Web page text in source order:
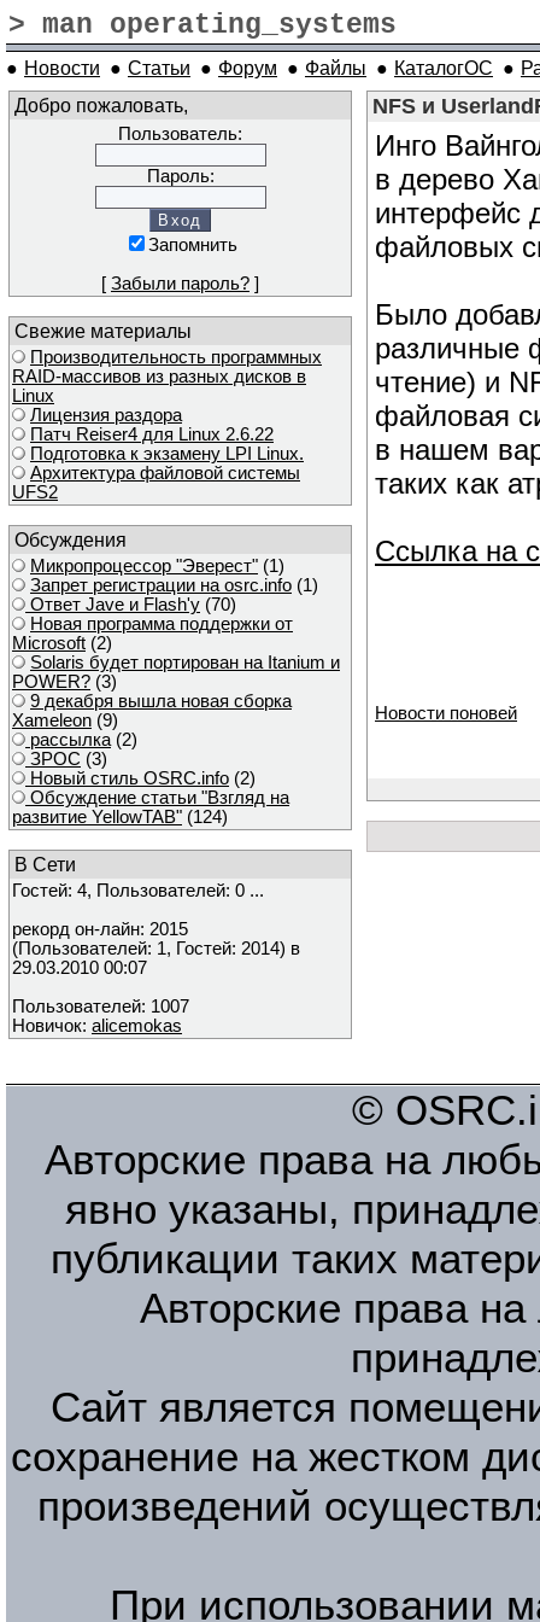
> man operating_systems
● Новости ● Статьи ● Форум ● Файлы ● КаталогОС ●
Добро пожаловать,
Пользователь:
Пароль:
Запомнить
[ Забыли пароль? ]
Свежие материалы
Производительность программных
RAID-массивов из разных дисков в
Linux
Лицензия раздора
Патч Reiser4 для Linux 2.6.22
Подготовка к экзамену LPI Linux.
Архитектура файловой системы
UFS2
Обсуждения
Микропроцессор "Эверест" (1)
Запрет регистрации на osrc.info (1)
Ответ Javе и Flash'у (70)
Новая программа поддержки от
Microsoft (2)
Solaris будет портирован на Itanium и
POWER? (3)
9 декабря вышла новая сборка
Xameleon (9)
рассылка (2)
ЗРОС (3)
Новый стиль OSRC.info (2)
Обсуждение статьи "Взгляд на
развитие YellowTAB" (124)
В Сети
Гостей: 4, Пользователей: 0 ...
рекорд он-лайн: 2015
(Пользователей: 1, Гостей: 2014) в
29.03.2010 00:07
Пользователей: 1007
Новичок: alicemokas
NFS и
Инго
в дерево
интерфейс
файловых
Было
различные
чтение) и
файловая
в нашем
таких как
Ссылка на
Новости поновей
©
Авторские права на
явно указаны,
публикации таких
Авторские права
Сайт является
сохранение на жестком
произведений
При использовании